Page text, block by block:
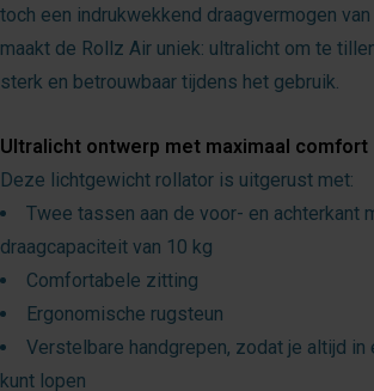
toch een indrukwekkend draagvermogen
maakt de Rollz Air uniek: ultralicht om te
sterk en betrouwbaar tijdens het gebruik.
Ultralicht ontwerp met maximaal comfort
Deze lichtgewicht rollator is uitgerust met:
Twee tassen aan de voor- en achterkant
draagcapaciteit van 10 kg
Comfortabele zitting
Ergonomische rugsteun
Verstelbare handgrepen, zodat je altijd in
kunt lopen